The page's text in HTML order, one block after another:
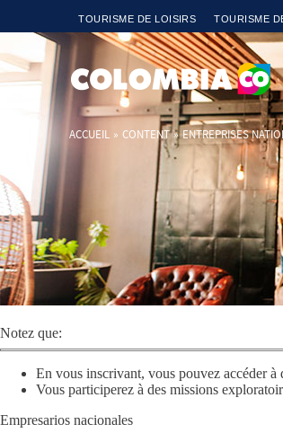
TOURISME DE LOISIRS TOURISME
ACCUEIL » CONTENT » ENTREPRISES
Notez que:
En vous inscrivant, vous pouvez accéder à
Vous participerez à des missions
Empresarios nacionales